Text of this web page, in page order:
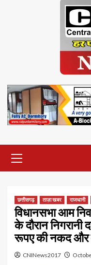
Menu
छत्तीसगढ़ ताज़ा खबर राजधानी
विधानसभा आम
के दौरान
रूपए की नकद और
CNINews2017